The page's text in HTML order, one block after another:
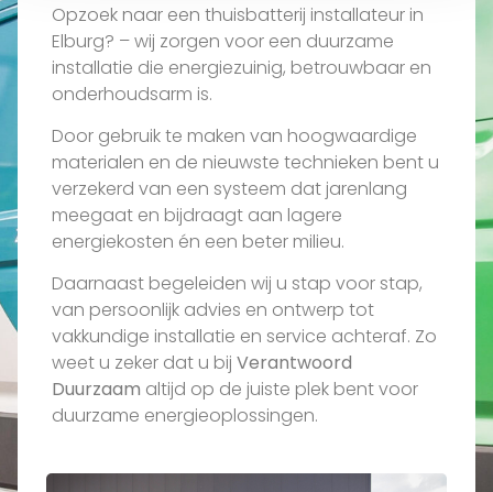
Opzoek naar een thuisbatterij installateur in
Elburg? – wij zorgen voor een duurzame
installatie die energiezuinig, betrouwbaar en
onderhoudsarm is.
Door gebruik te maken van hoogwaardige
materialen en de nieuwste technieken bent u
verzekerd van een systeem dat jarenlang
meegaat en bijdraagt aan lagere
energiekosten én een beter milieu.
Daarnaast begeleiden wij u stap voor stap,
van persoonlijk advies en ontwerp tot
vakkundige installatie en service achteraf. Zo
weet u zeker dat u bij Verantwoord
Duurzaam altijd op de juiste plek bent voor
duurzame energieoplossingen.